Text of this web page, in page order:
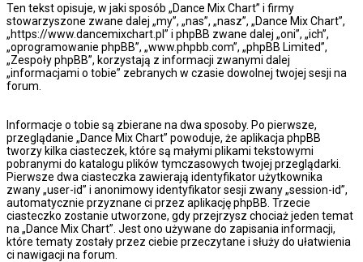
Ten tekst opisuje, w jaki sposób „Dance Mix Chart” i firmy
stowarzyszone zwane dalej „my”, „nas”, „nasz”, „Dance Mix Chart”,
„https://www.dancemixchart.pl” i phpBB zwane dalej „oni”, „ich”,
„oprogramowanie phpBB”, „www.phpbb.com”, „phpBB Limited”,
„Zespoły phpBB”, korzystają z informacji zwanymi dalej
„informacjami o tobie” zebranych w czasie dowolnej twojej sesji na
forum.
Informacje o tobie są zbierane na dwa sposoby. Po pierwsze,
przeglądanie „Dance Mix Chart” powoduje, że aplikacja phpBB
tworzy kilka ciasteczek, które są małymi plikami tekstowymi
pobranymi do katalogu plików tymczasowych twojej przeglądarki.
Pierwsze dwa ciasteczka zawierają identyfikator użytkownika
zwany „user-id” i anonimowy identyfikator sesji zwany „session-id”,
automatycznie przyznane ci przez aplikację phpBB. Trzecie
ciasteczko zostanie utworzone, gdy przejrzysz chociaż jeden temat
na „Dance Mix Chart”. Jest ono używane do zapisania informacji,
które tematy zostały przez ciebie przeczytane i służy do ułatwienia
ci nawigacji na forum.